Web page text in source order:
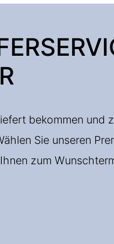
bekommen und
Sie unseren
zum